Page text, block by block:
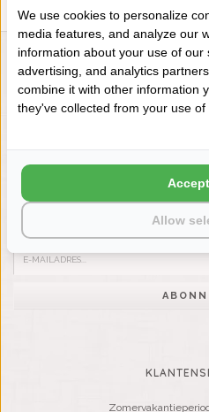
VRAGEN?
+31 (0)
Wilt u op de
Word lid van
We use cookies to personalize
media features, and analyze our
information about your use of our
advertising, and analytics
combine it with other information
they've collected from your use of
Allow